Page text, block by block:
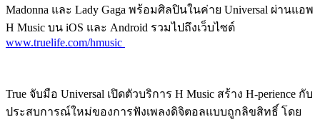
Madonna และ Lady Gaga พร้อมศิลปินในค่าย Universal ผ่านแอพ
H Music บน iOS และ Android รวมไปถึงเว็บไซต์
www.truelife.com/hmusic
True จับมือ Universal เปิดตัวบริการ H Music สร้าง H-perience กับ
ประสบการณ์ใหม่ของการฟังเพลงดิจิตอลแบบถูกลิขสิทธิ์ โดย